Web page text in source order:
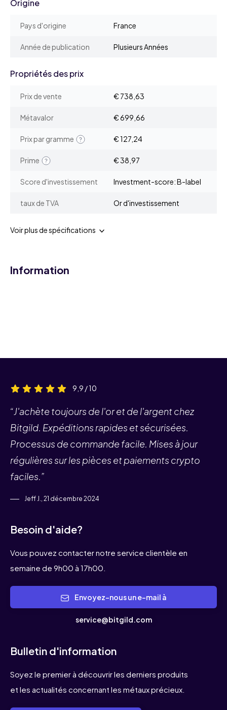
Origine
Pays d'origine France
Année de publication Plusieurs Années
Propriétés des prix
Prix de vente € 738,63
Métavalor € 699,66
Prix par gramme € 127,24
Prime € 38,97
Score d'investissement Investment-score: B-label
taux de TVA Or d'investissement
Voir plus de spécifications
Information
9,9 / 10
“J'achète toujours de l'or et de l'argent chez
Bitgild. Expéditions rapides et sécurisées.
Processus de commande facile. Mises à jour
régulières sur les pièces et paiements crypto
faciles.”
Jeff J., 21 décembre 2024
Besoin d'aide?
Vous pouvez contacter notre service clientèle en
semaine de 9h00 à 17h00.
service@bitgild.com
Bulletin d'information
Soyez le premier à découvrir les derniers produits
et les actualités concernant les métaux précieux.